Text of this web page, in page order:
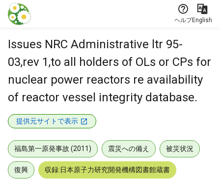
本文に飛ぶ
ヘルプEnglish
Issues NRC Administrative ltr 95-
03,rev 1,to all holders of OLs or CPs for
nuclear power reactors re availability
of reactor vessel integrity database.
提供元サイトで表示
福島第一原発事故 (2011) 震災への備え 被災状況
復興 収録:日本原子力研究開発機構図書館蔵書